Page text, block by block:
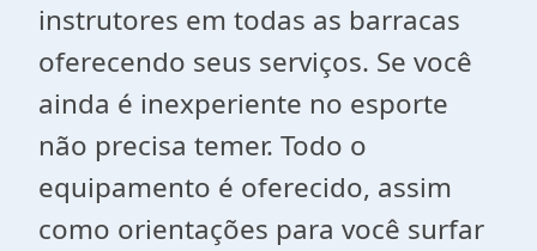
instrutores em todas as barracas
oferecendo seus serviços. Se você
ainda é inexperiente no esporte
não precisa temer. Todo o
equipamento é oferecido, assim
como orientações para você surfar